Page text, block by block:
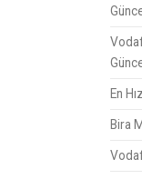
En
Bira